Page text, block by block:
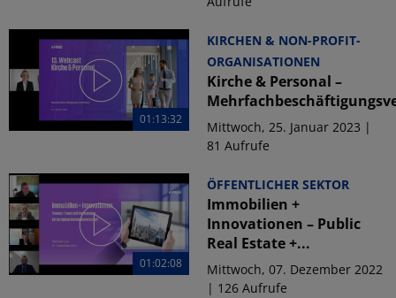
01:13:32
KIRCHEN & NON-PROFIT-
ORGANISATIONEN
Kirche & Personal –
Mittwoch, 25. Januar 2023 |
81 Aufrufe
01:02:08
ÖFFENTLICHER SEKTOR
Immobilien +
Innovationen – Public
Real Estate +...
Mittwoch, 07. Dezember 2022
| 126 Aufrufe